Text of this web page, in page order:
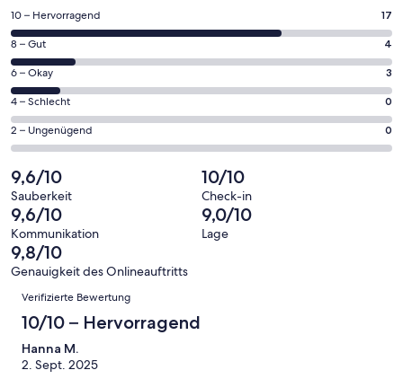
einem
neuen
Fenster
geöffnet
17
von
insgesamt
24
Gästebewertungen
haben
eine
Bewertung
von
10
-
Hervorragend
10 – Hervorragend 17
4
von
insgesamt
24
Gästebewertungen
haben
Bewertung
von
8
-
Gut
8 – Gut 4
3
von
insgesamt
24
Gästebewertungen
haben
eine
Bewertung
von
6
-
Okay
6 – Okay 3
0
von
insgesamt
Gästebewertungen
haben
eine
Bewertung
von
4
4 – Schlecht 0
0
von
insgesamt
24
Gästebewertungen
haben
eine
Bewertung
2 – Ungenügend 0
9,6/10
Sauberkeit
10/10
Check-in
9,6/10
Kommunikation
9,0/10
Lage
9,8/10
Genauigkeit des Onlineauftritts
Bewertungen
Verifizierte Bewertung
10/10 – Hervorragend
Hanna M.
2. Sept. 2025